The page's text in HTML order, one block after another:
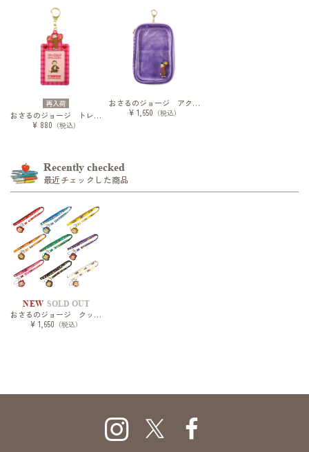
再入荷
おさるのジョージ トレーディングカードホルダー
¥ 880 （税込）
おさるのジョージ アクリルスタンドホルダー
¥ 1,650 （税込）
Recently checked
最近チェックした商品
NEW SOLD OUT
おさるのジョージ クッションチャーム付きショルダーストラップ
¥ 1,650 （税込）